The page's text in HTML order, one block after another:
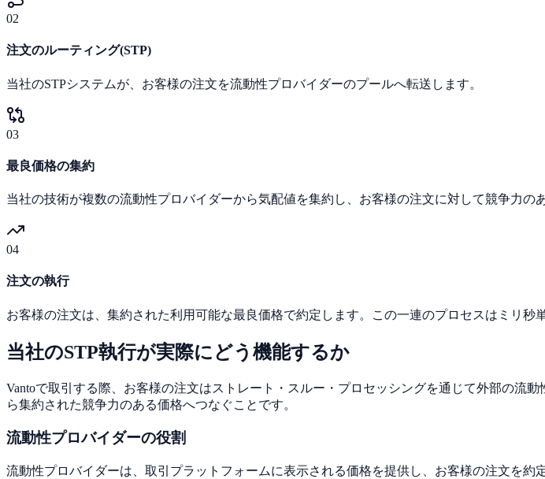
02
注文のルーティング(STP)
当社のSTPシステムが、お客様の注文を流動性プロバイダーのプールへ転送します。
03
最良価格の集約
当社の技術が複数の流動性プロバイダーから気配値を集約し、お客様の注文に対して競争力の
04
注文の執行
お客様の注文は、集約された利用可能な最良価格で約定します。この一連のプロセスはミリ秒
当社のSTP執行が実際にどう機能するか
Vantoで取引する際、お客様の注文はストレート・スルー・プロセッシングを通じて外部の流
ら集約された競争力のある価格へつなぐことです。
流動性プロバイダーの役割
流動性プロバイダーは、取引プラットフォームに表示される価格を提供し、お客様の注文を